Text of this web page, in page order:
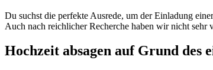
Du suchst die perfekte Ausrede, um der Einladung
Auch nach reichlicher Recherche haben wir nicht
Hochzeit absagen auf Grund des